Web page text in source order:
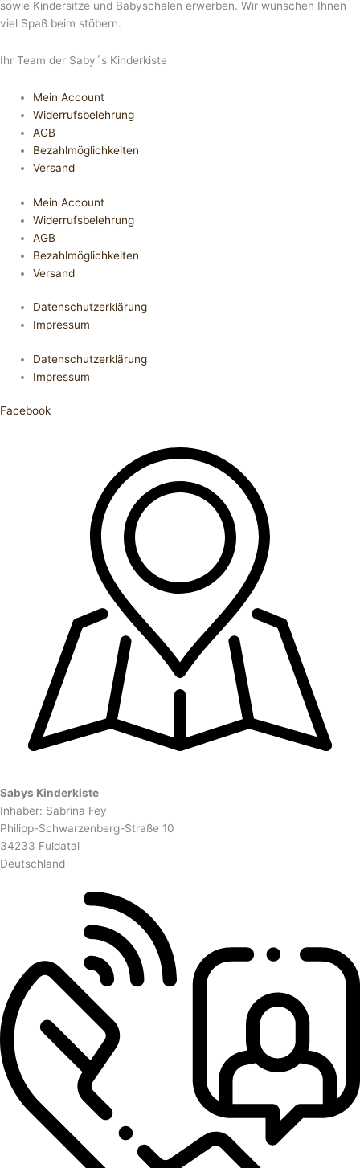
sowie Kindersitze und Babyschalen erwerben. Wir wünschen Ihnen
viel Spaß beim stöbern.
Ihr Team der Saby´s Kinderkiste
Mein Account
Widerrufsbelehrung
AGB
Bezahlmöglichkeiten
Versand
Mein Account
Widerrufsbelehrung
AGB
Bezahlmöglichkeiten
Versand
Datenschutzerklärung
Impressum
Datenschutzerklärung
Impressum
Facebook
Sabys Kinderkiste
Inhaber: Sabrina Fey
Philipp-Schwarzenberg-Straße 10
34233 Fuldatal
Deutschland